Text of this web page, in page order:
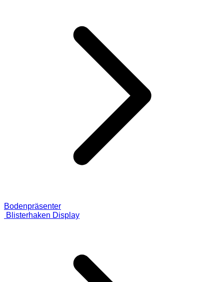
Bodenpräsenter
Blisterhaken Display